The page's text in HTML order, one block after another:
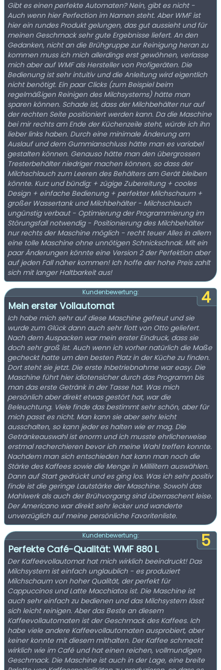
Gibt es einen perfekte Automaten? Nein, gibt es nicht -
Auch wenn hier Perfection im Namen steht. Aber WMF ist
hier ein rundes Produkt gelungen, das gut aussieht und für
meinen Geschmack sehr gute Ergebnisse liefert. An den
Gedanken, nicht an die Brühgruppe zur Reinigung heran zu
kommen muss ich mich allerdings erst gewöhnen, verlasse
mich aber auf WMF als Hersteller von Profigeräten. Die
Bedienung ist sehr intuitiv und die Anleitung wird eigentlich
nicht benötigt. Ein paar Clicks (zum Beispiel beim
regelmäßigen Reinigen des Milchsystems) hätte man
sparen können. Schade ist, dass der Milchbehälter nur auf
der rechten Seite positioniert werden kann. Da die Maschine
bei mir rechts am Ende der Küchenzeile steht, würde ich ihn
lieber links haben. Durch eine minimale Änderung am
Auslauf und dem Gummianschluss hätte man es variabel
gestalten können. Genauso hätte man den übergrossen
Tresterbehälter niedriger machen können, so dass der
Milchschlauch zum Leeren des Behälters am Gerät bleiben
könnte. Kurz und bündig: + zügige Zubereitung + cooles
Design + einfache Bedienung + perfekter Milchschaum +
großer Wassertank und Milchbehälter - Milchschlauch
ungünstig verbaut - Optimierung der Programmierung im
Störungsfall notwendig - Positionierung des Milchbehälter
nur rechts der Maschine möglich - recht teuer Alles in allem
eine tolle Maschine ohne unnötigen Schnickschnak. Mit ein
paar Änderungen könnte eine Version 2 der Perfektion aber
auf jeden Fall näher kommen! Ich hoffe der hohe Preis zahlt
sich mit langer Haltbarkeit aus!
4
Kundenbewertung:
Mein erster Vollautomat
Ich habe mich sehr auf diese Maschine gefreut und sie
wurde zum Glück dann auch sehr flott von Otto geliefert.
Nach dem Auspacken war mein erster Eindruck, dass sie
doch sehr groß ist. Auch wenn ich vorher natürlich die Maße
gecheckt hatte um den besten Platz in der Küche zu finden.
Dort steht sie jetzt. Die erste Inbetriebnahme war easy. Die
Maschine führt hier idiotensicher durch das Programm bis
man das erste Getränk in der Tasse hat. Was mich
persönlich aber direkt etwas gestört hat, war die
Beleuchtung. Viele finde das bestimmt sehr schön, aber für
mich passt es nicht. Man kann sie aber sehr leicht
ausschalten, so kann jeder es halten wie er mag. Die
Getränkeauswahl ist enorm und ich musste ehrlicherweise
erstmal recherchieren bevor ich meine Wahl treffen konnte.
Nachdem man sich entschieden hat kann man noch die
Stärke des Kaffees sowie die Menge in Millilitern auswählen.
Dann auf Start gedrückt und es ging los. Was ich sehr positiv
finde ist die geringe Lautstärke der Maschine. Sowohl das
Mahlwerk als auch der Brühvorgang sind überraschent leise.
Der Americano war direkt sehr lecker und wanderte
unverzüglich auf meine persönliche Favoritenliste.
5
Kundenbewertung:
Perfekte Café-Qualität: WMF 880 L
Der Kaffeevollautomat hat mich wirklich beeindruckt! Das
Milchsystem ist einfach unglaublich - es produziert
Milchschaum von hoher Qualität, der perfekt für
Cappuccinos und Latte Macchiatos ist. Die Maschine ist
auch sehr einfach zu bedienen und das Milchsystem lässt
sich leicht reinigen. Aber das Beste an diesem
Kaffeevollautomaten ist der Geschmack des Kaffees. Ich
habe viele andere Kaffeevollautomaten ausprobiert, aber
keiner konnte mit diesem mithalten. Der Kaffee schmeckt
wirklich wie im Café und hat einen reichen, vollmundigen
Geschmack. Die Maschine ist auch in der Lage, eine breite